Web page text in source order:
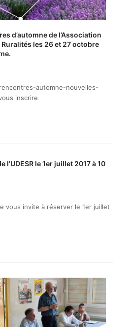
d’automne de l’Association
les 26 et 27 octobre
automne-nouvelles-
inscrire
l’UDESR le 1er juillet 2017 à 10
vous invite à réserver le 1er juillet